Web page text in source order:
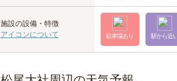
施設の設備・特徴
アイコンについて
駐車場あり 駅から近